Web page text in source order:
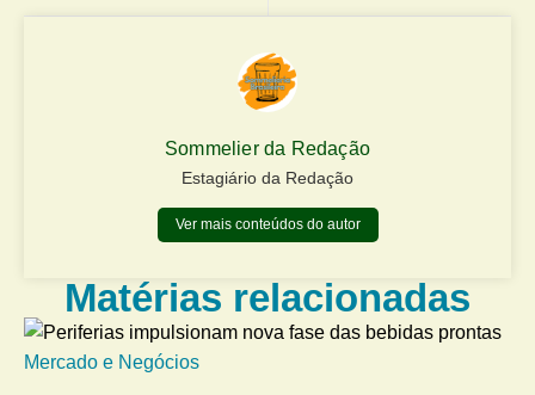
Sommelier da Redação
Estagiário da Redação
Ver mais conteúdos do autor
Matérias relacionadas
Mercado e Negócios